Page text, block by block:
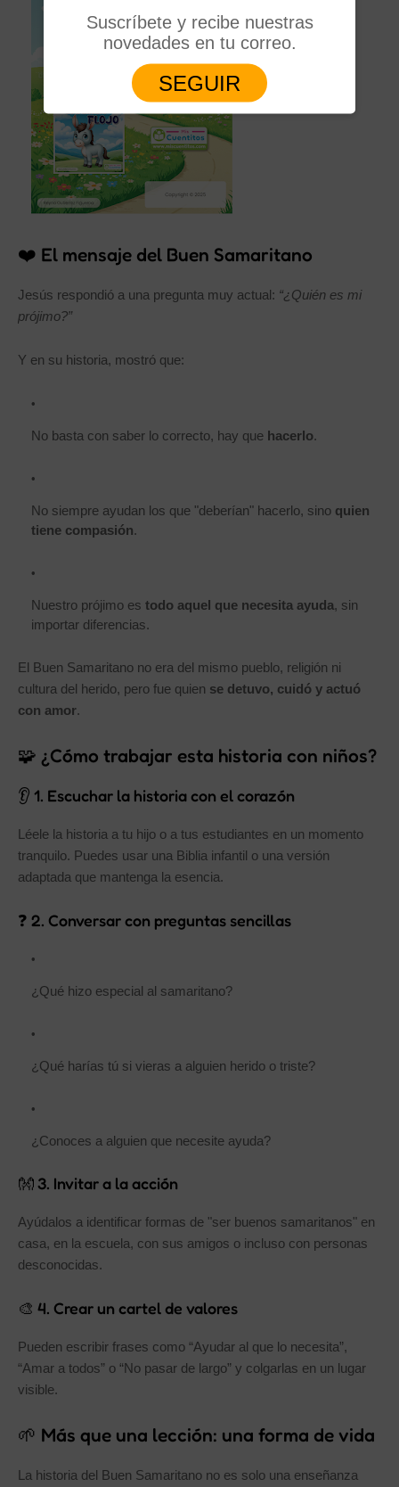
❤️ El mensaje del Buen Samaritano
Jesús respondió a una pregunta muy actual: “¿Quién es mi
prójimo?”
Y en su historia, mostró que:
No basta con saber lo correcto, hay que hacerlo.
No siempre ayudan los que "deberían" hacerlo, sino quien
tiene compasión.
Nuestro prójimo es todo aquel que necesita ayuda, sin
importar diferencias.
El Buen Samaritano no era del mismo pueblo, religión ni
cultura del herido, pero fue quien se detuvo, cuidó y actuó
con amor.
🧩 ¿Cómo trabajar esta historia con niños?
👂 1. Escuchar la historia con el corazón
Léele la historia a tu hijo o a tus estudiantes en un momento
tranquilo. Puedes usar una Biblia infantil o una versión
adaptada que mantenga la esencia.
❓ 2. Conversar con preguntas sencillas
¿Qué hizo especial al samaritano?
¿Qué harías tú si vieras a alguien herido o triste?
¿Conoces a alguien que necesite ayuda?
👐 3. Invitar a la acción
Ayúdalos a identificar formas de "ser buenos samaritanos" en
casa, en la escuela, con sus amigos o incluso con personas
desconocidas.
🎨 4. Crear un cartel de valores
Pueden escribir frases como “Ayudar al que lo necesita”,
“Amar a todos” o “No pasar de largo” y colgarlas en un lugar
visible.
🌱 Más que una lección: una forma de vida
La historia del Buen Samaritano no es solo una enseñanza
Suscríbete y recibe nuestras
novedades en tu correo.
SEGUIR